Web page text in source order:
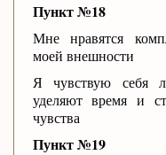
Пункт №18
Мне нравятся
моей внешности
Я чувствую себя
уделяют время и
чувства
Пункт №19